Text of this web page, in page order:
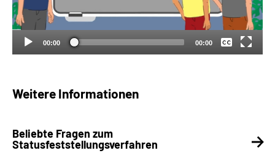
00:00 00:00
Keine
Deutsch
Weitere Informationen
Beliebte Fragen zum
Statusfeststellungsverfahren